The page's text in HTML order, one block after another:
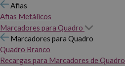
Afias
Afias Metálicos
Marcadores para Quadro
Marcadores para Quadro
Quadro Branco
Recargas para Marcadores de Quadro